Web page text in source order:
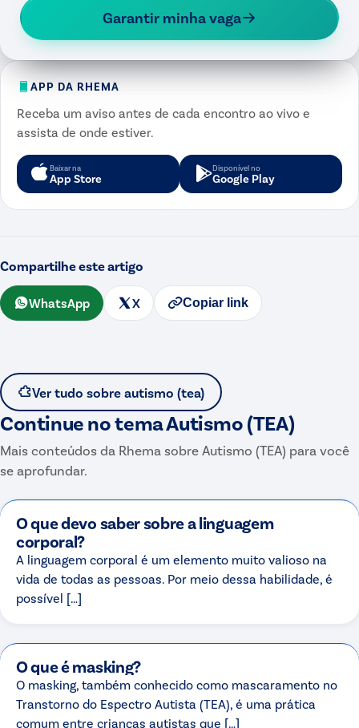
Garantir minha vaga
APP DA RHEMA
Receba um aviso antes de cada encontro ao vivo e
assista de onde estiver.
Baixar na
App Store
Disponível no
Google Play
Compartilhe este artigo
WhatsApp X Copiar link
Ver tudo sobre autismo (tea)
Continue no temaAutismo (TEA)
Mais conteúdos da Rhema sobre Autismo (TEA) para você
se aprofundar.
O que devo saber sobre a linguagem
corporal?
A linguagem corporal é um elemento muito valioso na
vida de todas as pessoas. Por meio dessa habilidade, é
possível […]
O que é masking?
O masking, também conhecido como mascaramento no
Transtorno do Espectro Autista (TEA), é uma prática
comum entre crianças autistas que […]